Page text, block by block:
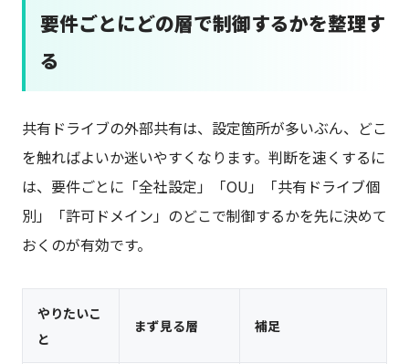
要件ごとにどの層で制御するかを整理す
る
共有ドライブの外部共有は、設定箇所が多いぶん、どこ
を触ればよいか迷いやすくなります。判断を速くするに
は、要件ごとに「全社設定」「OU」「共有ドライブ個
別」「許可ドメイン」のどこで制御するかを先に決めて
おくのが有効です。
やりたいこ
と
まず見る層 補足